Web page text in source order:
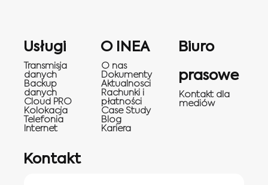
Usługi
Transmisja
danych
Backup
danych
Cloud PRO
Kolokacja
Telefonia
Internet
O INEA
O nas
Dokumenty
Aktualnosci
Rachunki i
płatności
Case Study
Blog
Kariera
Biuro
prasowe
Kontakt dla
mediów
Kontakt